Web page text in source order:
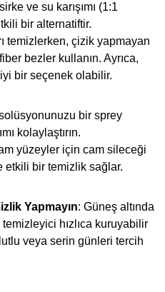
ve su karışımı (1:1
bir alternatiftir.
temizlerken, çizik yapmayan
bezler kullanın. Ayrıca,
bir seçenek olabilir.
bir sprey
kolaylaştırın.
yüzeyler için cam sileceği
etkili bir temizlik sağlar.
Yapmayın: Güneş altında
hızlıca kuruyabilir
veya serin günleri tercih